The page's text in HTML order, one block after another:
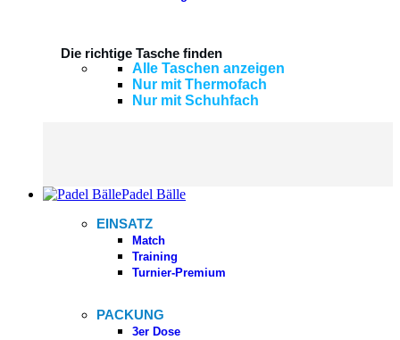
Die richtige Tasche finden
Alle Taschen anzeigen
Nur mit Thermofach
Nur mit Schuhfach
Padel Bälle
EINSATZ
Match
Training
Turnier-Premium
PACKUNG
3er Dose